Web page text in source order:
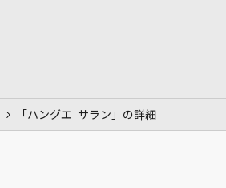
「ハングエ サラン」の詳細